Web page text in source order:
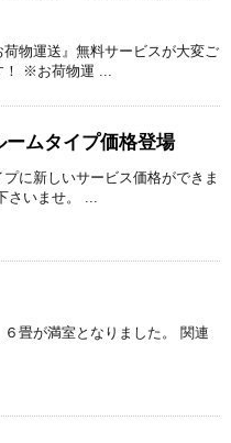
物運送』無料サービスが大変ご
！ ※お荷物運 ...
ームタイプ価格登場
に新しいサービス価格ができま
さいませ。 ...
畳が満室となりました。 関連